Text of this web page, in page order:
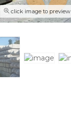
click image to preview